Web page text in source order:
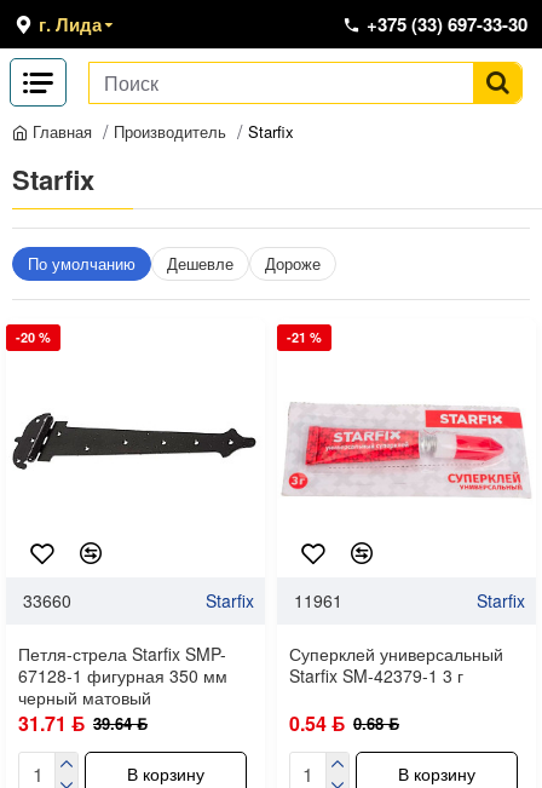
г. Лида +375 (33) 697-33-30
Главная Производитель Starfix
Starfix
По умолчанию Дешевле Дороже
-20 %
33660 Starfix
Петля-стрела Starfix SMP-
67128-1 фигурная 350 мм
черный матовый
31.71 ƃ 39.64 ƃ
В корзину
-21 %
11961 Starfix
Суперклей универсальный
Starfix SM-42379-1 3 г
0.54 ƃ 0.68 ƃ
В корзину